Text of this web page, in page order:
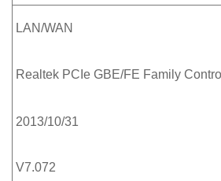
LAN/WAN
Realtek PCIe GBE/FE Family
2013/10/31
V7.072